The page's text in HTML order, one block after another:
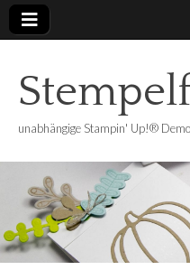
unabhängige Stampin' Up!®